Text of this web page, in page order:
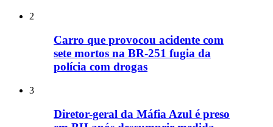
2
Carro que provocou acidente com
sete mortos na BR-251 fugia da
polícia com drogas
3
Diretor-geral da Máfia Azul é preso